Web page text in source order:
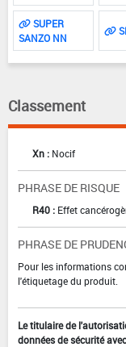
SUPER
SANZO NN
Classement
Xn : Nocif
PHRASE DE RISQUE
R40 : Effet
PHRASE DE
Pour les informations
l'étiquetage du produit.
Le titulaire de
données de sécurité